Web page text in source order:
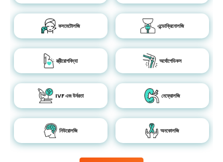
কসমেটোলজি এন্ডোক্রিনোলজি
স্ত্রীরোগবিদ্যা অর্থোপেডিকস
IVF এবং উর্বরতা নেফ্রোলজি
নিউরোলজি অনকোলজি